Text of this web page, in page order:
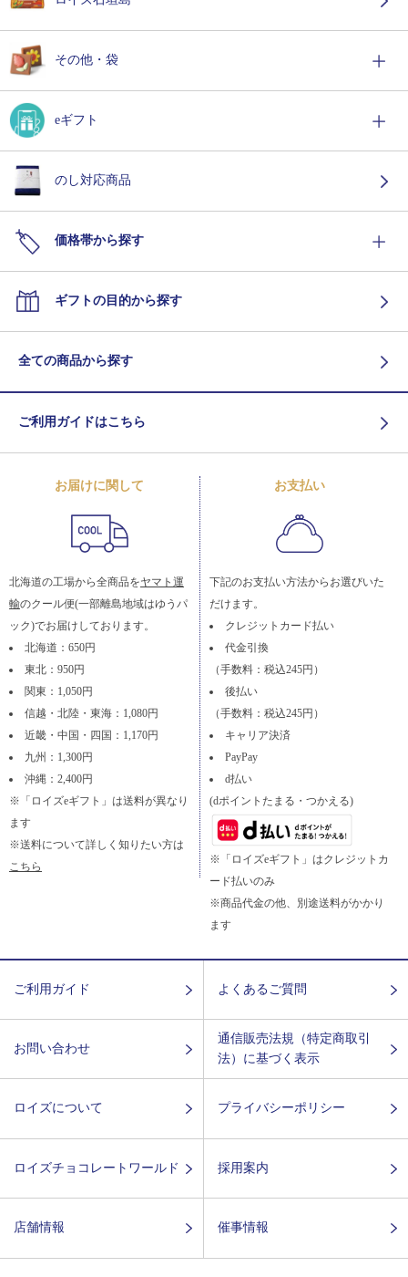
その他・袋
eギフト
のし対応商品
価格帯から探す
ギフトの目的から探す
全ての商品から探す
ご利用ガイドはこちら
お届けに関して
北海道の工場から全商品をヤマト運
輸のクール便(一部離島地域はゆうパ
ック)でお届けしております。
北海道：650円
東北：950円
関東：1,050円
信越・北陸・東海：1,080円
近畿・中国・四国：1,170円
九州：1,300円
沖縄：2,400円
※「ロイズeギフト」は送料が異なり
ます
※送料について詳しく知りたい方は
こちら
お支払い
下記のお支払い方法からお選びいた
だけます。
クレジットカード払い
代金引換
（手数料：税込245円）
後払い
（手数料：税込245円）
キャリア決済
PayPay
d払い
(dポイントたまる・つかえる)
※「ロイズeギフト」はクレジットカ
ード払いのみ
※商品代金の他、別途送料がかかり
ます
ご利用ガイド よくあるご質問
お問い合わせ
通信販売法規（特定商取引
法）に基づく表示
ロイズについて プライバシーポリシー
ロイズチョコレートワールド 採用案内
店舗情報 催事情報